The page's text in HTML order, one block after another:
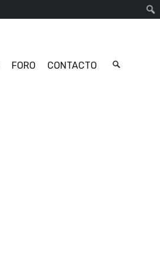
FORO CONTACTO